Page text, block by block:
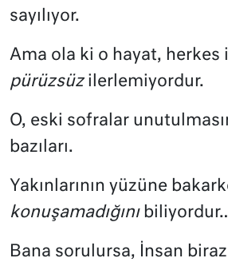
sayılıyor.
Ama ola ki o hayat, herkes
pürüzsüzilerlemiyordur.
O, eski sofralar
bazıları.
Yakınlarının yüzüne
konuşamadığını
Bana sorulursa, İnsan